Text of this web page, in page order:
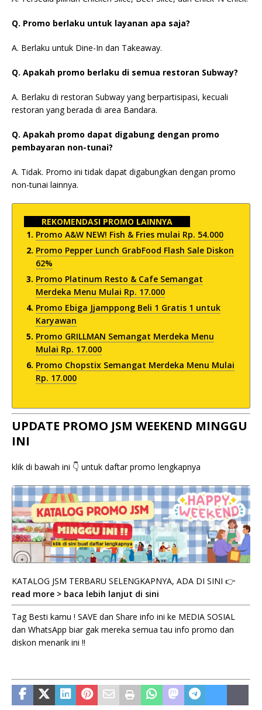
Q. Promo berlaku untuk layanan apa saja?
A. Berlaku untuk Dine-In dan Takeaway.
Q. Apakah promo berlaku di semua restoran Subway?
A. Berlaku di restoran Subway yang berpartisipasi, kecuali
restoran yang berada di area Bandara.
Q. Apakah promo dapat digabung dengan promo
pembayaran non-tunai?
A. Tidak. Promo ini tidak dapat digabungkan dengan promo
non-tunai lainnya.
REKOMENDASI PROMO LAINNYA
Promo A&W NEW! Fish & Fries mulai Rp. 54.000
Promo Pepper Lunch GrabFood Flash Sale Diskon
62%
Promo Platinum Resto & Cafe Semangat
Merdeka Menu Mulai Rp. 17.000
Promo Ebiga Jjamppong Beli 1 Gratis 1 untuk
Karyawan
Promo GRILLMAN Semangat Merdeka Menu
Mulai Rp. 17.000
Promo Chopstix Semangat Merdeka Menu Mulai
Rp. 17.000
UPDATE PROMO JSM WEEKEND MINGGU
INI
klik di bawah ini 👇 untuk daftar promo lengkapnya
KATALOG JSM TERBARU SELENGKAPNYA, ADA DI SINI 👉
read more > baca lebih lanjut di sini
Tag Besti kamu ! SAVE dan Share info ini ke MEDIA SOSIAL
dan WhatsApp biar gak mereka semua tau info promo dan
diskon menarik ini !!